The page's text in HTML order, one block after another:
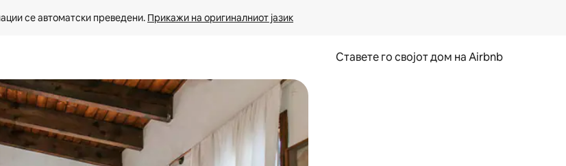
се автоматски преведени. Прикажи на оригиналниот јазик
Ставете го својот дом на Airbnb